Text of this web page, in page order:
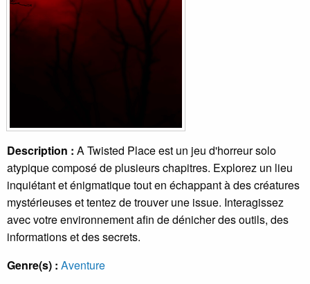
Description : A Twisted Place est un jeu d'horreur solo
atypique composé de plusieurs chapitres. Explorez un lieu
inquiétant et énigmatique tout en échappant à des créatures
mystérieuses et tentez de trouver une issue. Interagissez
avec votre environnement afin de dénicher des outils, des
informations et des secrets.
Genre(s) : Aventure